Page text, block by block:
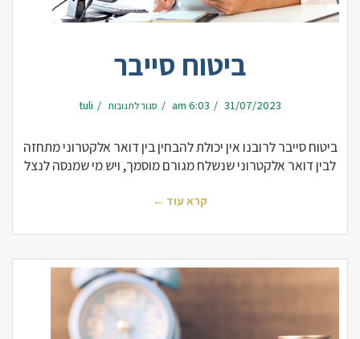
ביטוח סייבר
31/07/2023
6:03 am סגור לתגובות על
ביטוחtuli
ביטוח סייבר לרובנו אין יכולת להבחין בין דואר אלקטרוני מתחזה
לבין דואר אלקטרוני שנשלח מגורם מוסמך, ויש מי שמנסה לנצל
קרא עוד ←